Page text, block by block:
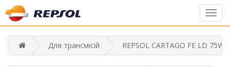
Для трансмісій REPSOL CARTAGO FE LD 75W-